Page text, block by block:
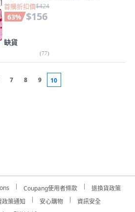
首購折扣價$424
63% $156
缺貨
(77)
7 8 9 10
Coupang使用者條款
退換貨政策
策通知 安心購物
資訊安全